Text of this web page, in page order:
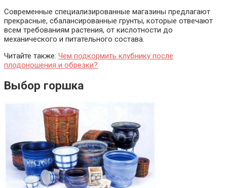
Современные специализированные магазины предлагают
прекрасные, сбалансированные грунты, которые отвечают
всем требованиям растения, от кислотности до
механического и питательного состава.
Читайте также: Чем подкормить клубнику после
плодоношения и обрезки?
Выбор горшка